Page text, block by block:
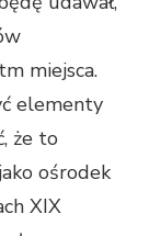
miejsca.
elementy
że to
ośrodek
XIX